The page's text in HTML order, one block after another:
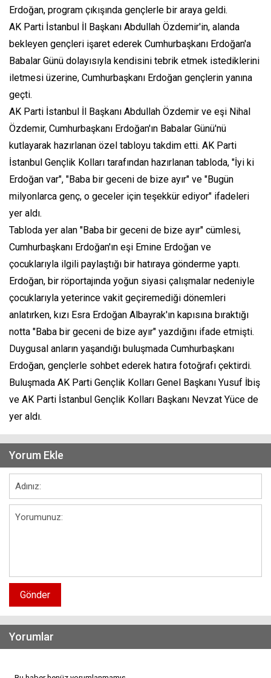
Erdoğan, program çıkışında gençlerle bir araya geldi.
AK Parti İstanbul İl Başkanı Abdullah Özdemir'in, alanda
bekleyen gençleri işaret ederek Cumhurbaşkanı Erdoğan'a
Babalar Günü dolayısıyla kendisini tebrik etmek istediklerini
iletmesi üzerine, Cumhurbaşkanı Erdoğan gençlerin yanına
geçti.
AK Parti İstanbul İl Başkanı Abdullah Özdemir ve eşi Nihal
Özdemir, Cumhurbaşkanı Erdoğan'ın Babalar Günü'nü
kutlayarak hazırlanan özel tabloyu takdim etti. AK Parti
İstanbul Gençlik Kolları tarafından hazırlanan tabloda, "İyi ki
Erdoğan var", "Baba bir geceni de bize ayır" ve "Bugün
milyonlarca genç, o geceler için teşekkür ediyor" ifadeleri
yer aldı.
Tabloda yer alan "Baba bir geceni de bize ayır" cümlesi,
Cumhurbaşkanı Erdoğan'ın eşi Emine Erdoğan ve
çocuklarıyla ilgili paylaştığı bir hatıraya gönderme yaptı.
Erdoğan, bir röportajında yoğun siyasi çalışmalar nedeniyle
çocuklarıyla yeterince vakit geçiremediği dönemleri
anlatırken, kızı Esra Erdoğan Albayrak'ın kapısına bıraktığı
notta "Baba bir geceni de bize ayır" yazdığını ifade etmişti.
Duygusal anların yaşandığı buluşmada Cumhurbaşkanı
Erdoğan, gençlerle sohbet ederek hatıra fotoğrafı çektirdi.
Buluşmada AK Parti Gençlik Kolları Genel Başkanı Yusuf İbiş
ve AK Parti İstanbul Gençlik Kolları Başkanı Nevzat Yüce de
yer aldı.
Yorum Ekle
Gönder
Yorumlar